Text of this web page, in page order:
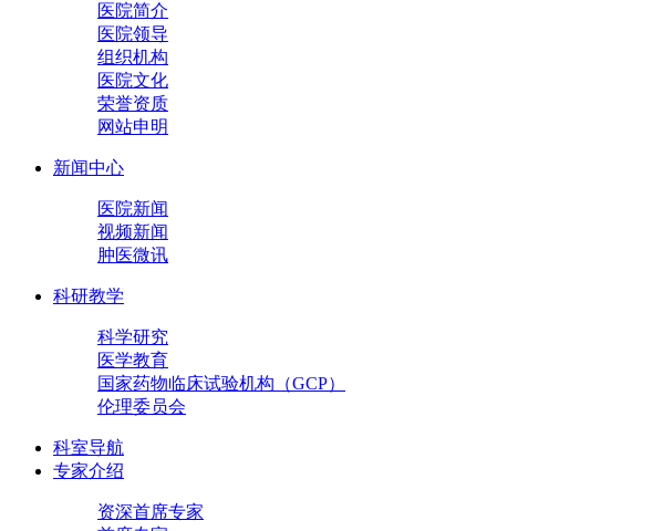
医院简介
医院领导
组织机构
医院文化
荣誉资质
网站申明
新闻中心
医院新闻
视频新闻
肿医微讯
科研教学
科学研究
医学教育
国家药物临床试验机构（GCP）
伦理委员会
科室导航
专家介绍
资深首席专家